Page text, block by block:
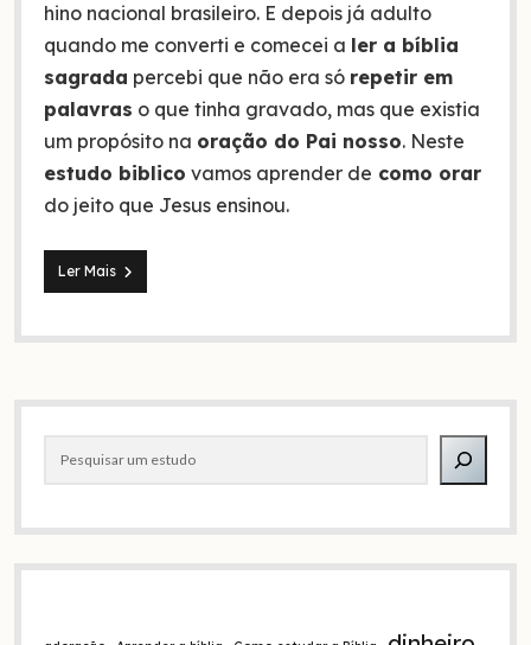
hino nacional brasileiro. E depois já adulto
quando me converti e comecei a ler a bíblia
sagrada percebi que não era só repetir em
palavras o que tinha gravado, mas que existia
um propósito na oração do Pai nosso. Neste
estudo biblico vamos aprender de como orar
do jeito que Jesus ensinou.
Ler MaisComo
orar
jeito
Barra
lateral